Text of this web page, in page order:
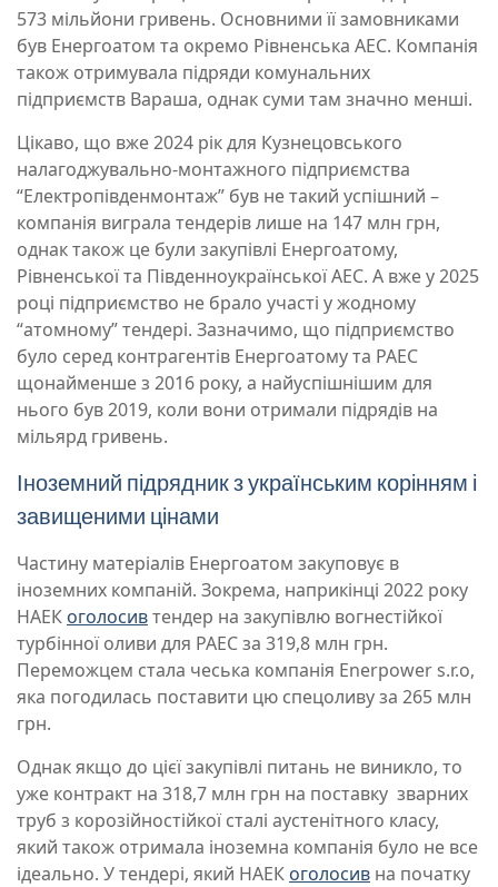
573 мільйони гривень. Основними її замовниками
був Енергоатом та окремо Рівненська АЕС. Компанія
також отримувала підряди комунальних
підприємств Вараша, однак суми там значно менші.
Цікаво, що вже 2024 рік для Кузнецовського
налагоджувально-монтажного підприємства
“Електропівденмонтаж” був не такий успішний –
компанія виграла тендерів лише на 147 млн грн,
однак також це були закупівлі Енергоатому,
Рівненської та Південноукраїнської АЕС. А вже у 2025
році підприємство не брало участі у жодному
“атомному” тендері. Зазначимо, що підприємство
було серед контрагентів Енергоатому та РАЕС
щонайменше з 2016 року, а найуспішнішим для
нього був 2019, коли вони отримали підрядів на
мільярд гривень.
Іноземний підрядник з українським корінням і
завищеними цінами
Частину матеріалів Енергоатом закуповує в
іноземних компаній. Зокрема, наприкінці 2022 року
НАЕК оголосивтендер на закупівлю вогнестійкої
турбінної оливи для РАЕС за 319,8 млн грн.
Переможцем стала чеська компанія Enerpower s.r.o,
яка погодилась поставити цю спецоливу за 265 млн
грн.
Однак якщо до цієї закупівлі питань не виникло, то
уже контракт на 318,7 млн грн на поставку зварних
труб з корозійностійкої сталі аустенітного класу,
який також отримала іноземна компанія було не все
ідеально. У тендері, який НАЕК оголосив на початку